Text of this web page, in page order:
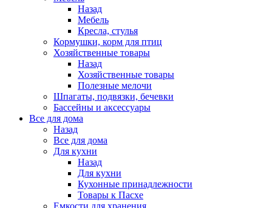
Назад
Мебель
Кресла, стулья
Кормушки, корм для птиц
Хозяйственные товары
Назад
Хозяйственные товары
Полезные мелочи
Шпагаты, подвязки, бечевки
Бассейны и аксессуары
Все для дома
Назад
Все для дома
Для кухни
Назад
Для кухни
Кухонные принадлежности
Товары к Пасхе
Емкости для хранения